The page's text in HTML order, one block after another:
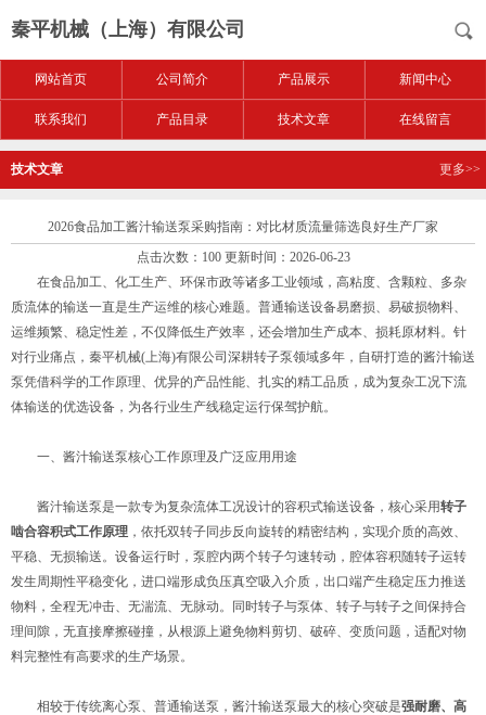
秦平机械（上海）有限公司
网站首页 公司简介 产品展示 新闻中心
联系我们 产品目录 技术文章 在线留言
技术文章 更多>>
2026食品加工酱汁输送泵采购指南：对比材质流量筛选良好生产厂家
点击次数：100 更新时间：2026-06-23
在食品加工、化工生产、环保市政等诸多工业领域，高粘度、含颗粒、多杂
质流体的输送一直是生产运维的核心难题。普通输送设备易磨损、易破损物料、
运维频繁、稳定性差，不仅降低生产效率，还会增加生产成本、损耗原材料。针
对行业痛点，秦平机械(上海)有限公司深耕转子泵领域多年，自研打造的酱汁输送
泵凭借科学的工作原理、优异的产品性能、扎实的精工品质，成为复杂工况下流
体输送的优选设备，为各行业生产线稳定运行保驾护航。
一、酱汁输送泵核心工作原理及广泛应用用途
酱汁输送泵是一款专为复杂流体工况设计的容积式输送设备，核心采用转子
啮合容积式工作原理 ，依托双转子同步反向旋转的精密结构，实现介质的高效、
平稳、无损输送。设备运行时，泵腔内两个转子匀速转动，腔体容积随转子运转
发生周期性平稳变化，进口端形成负压真空吸入介质，出口端产生稳定压力推送
物料，全程无冲击、无湍流、无脉动。同时转子与泵体、转子与转子之间保持合
理间隙，无直接摩擦碰撞，从根源上避免物料剪切、破碎、变质问题，适配对物
料完整性有高要求的生产场景。
相较于传统离心泵、普通输送泵，酱汁输送泵最大的核心突破是强耐磨、高